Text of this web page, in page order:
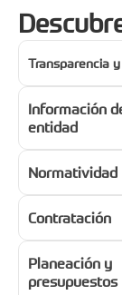
Transparencia
Información
entidad
Normatividad
Contratación
Planeación y
presupuestos